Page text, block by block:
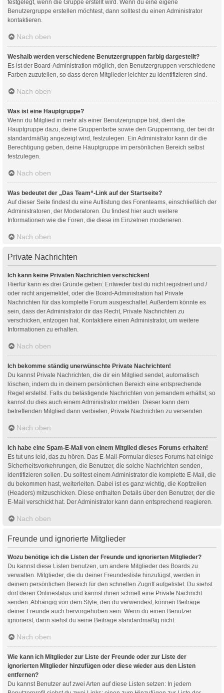
festgelegt, wenn die Gruppe erstellt wird. Wenn du eine eigene
Benutzergruppe erstellen möchtest, dann solltest du einen Administrator
kontaktieren.
Nach oben
Weshalb werden verschiedene Benutzergruppen farbig dargestellt?
Es ist der Board-Administration möglich, den Benutzergruppen verschiedene
Farben zuzuteilen, so dass deren Mitglieder leichter zu identifizieren sind.
Nach oben
Was ist eine Hauptgruppe?
Wenn du Mitglied in mehr als einer Benutzergruppe bist, dient die
Hauptgruppe dazu, deine Gruppenfarbe sowie den Gruppenrang, der bei dir
standardmäßig angezeigt wird, festzulegen. Ein Administrator kann dir die
Berechtigung geben, deine Hauptgruppe im persönlichen Bereich selbst
festzulegen.
Nach oben
Was bedeutet der „Das Team“-Link auf der Startseite?
Auf dieser Seite findest du eine Auflistung des Forenteams, einschließlich der
Administratoren, der Moderatoren. Du findest hier auch weitere
Informationen wie die Foren, die diese im Einzelnen moderieren.
Nach oben
Private Nachrichten
Ich kann keine Privaten Nachrichten verschicken!
Hierfür kann es drei Gründe geben: Entweder bist du nicht registriert und /
oder nicht angemeldet, oder die Board-Administration hat Private
Nachrichten für das komplette Forum ausgeschaltet. Außerdem könnte es
sein, dass der Administrator dir das Recht, Private Nachrichten zu
verschicken, entzogen hat. Kontaktiere einen Administrator, um weitere
Informationen zu erhalten.
Nach oben
Ich bekomme ständig unerwünschte Private Nachrichten!
Du kannst Private Nachrichten, die dir ein Mitglied sendet, automatisch
löschen, indem du in deinem persönlichen Bereich eine entsprechende
Regel erstellst. Falls du belästigende Nachrichten von jemandem erhältst, so
kannst du dies auch einem Administrator melden. Dieser kann dem
betreffenden Mitglied dann verbieten, Private Nachrichten zu versenden.
Nach oben
Ich habe eine Spam-E-Mail von einem Mitglied dieses Forums erhalten!
Es tut uns leid, das zu hören. Das E-Mail-Formular dieses Forums hat einige
Sicherheitsvorkehrungen, die Benutzer, die solche Nachrichten senden,
identifizieren sollen. Du solltest einem Administrator die komplette E-Mail, die
du bekommen hast, weiterleiten. Dabei ist es ganz wichtig, die Kopfzeilen
(Headers) mitzuschicken. Diese enthalten Details über den Benutzer, der die
E-Mail verschickt hat. Der Administrator kann dann entsprechend reagieren.
Nach oben
Freunde und ignorierte Mitglieder
Wozu benötige ich die Listen der Freunde und ignorierten Mitglieder?
Du kannst diese Listen benutzen, um andere Mitglieder des Boards zu
verwalten. Mitglieder, die du deiner Freundesliste hinzufügst, werden in
deinem persönlichen Bereich für den schnellen Zugriff aufgelistet. Du siehst
dort deren Onlinestatus und kannst ihnen schnell eine Private Nachricht
senden. Abhängig von dem Style, den du verwendest, können Beiträge
deiner Freunde auch hervorgehoben sein. Wenn du einen Benutzer
ignorierst, dann siehst du seine Beiträge standardmäßig nicht.
Nach oben
Wie kann ich Mitglieder zur Liste der Freunde oder zur Liste der
ignorierten Mitglieder hinzufügen oder diese wieder aus den Listen
entfernen?
Du kannst Benutzer auf zwei Arten auf diese Listen setzen: In jedem